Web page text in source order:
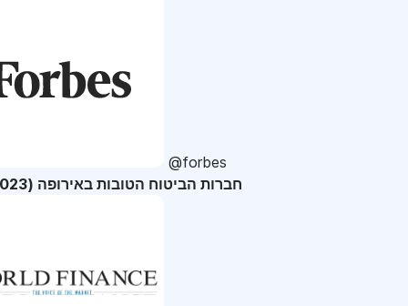
@forbes
36 חברות הביטוח הטובות באירופה (2023)